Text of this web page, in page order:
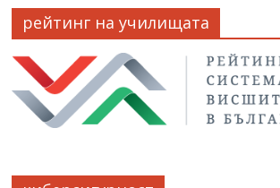
рейтинг на училищата